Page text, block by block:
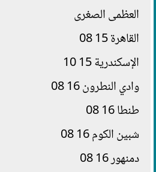
العظمى الصغرى
القاهرة 15 08
الإسكندرية 15 10
وادي النطرون 16 08
طنطا 16 08
شبين الكوم 16 08
دمنهور 16 08